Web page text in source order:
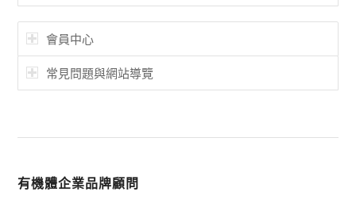
會員中心
常見問題與網站導覽
有機體企業品牌顧問